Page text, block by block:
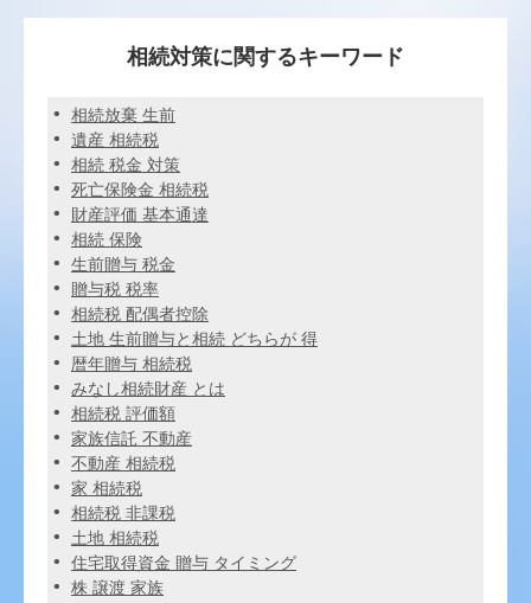
相続対策に関するキーワード
相続放棄 生前
遺産 相続税
相続 税金 対策
死亡保険金 相続税
財産評価 基本通達
相続 保険
生前贈与 税金
贈与税 税率
相続税 配偶者控除
土地 生前贈与と相続 どちらが 得
暦年贈与 相続税
みなし相続財産 とは
相続税 評価額
家族信託 不動産
不動産 相続税
家 相続税
相続税 非課税
土地 相続税
住宅取得資金 贈与 タイミング
株 譲渡 家族